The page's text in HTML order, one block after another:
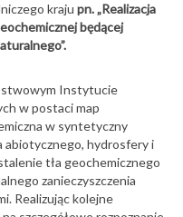
kraju pn. „Realizacja
będącej
Instytucie
w postaci map
w syntetyczny
abiotycznego, hydrosfery i
tła geochemicznego
zanieczyszczenia
Realizując kolejne